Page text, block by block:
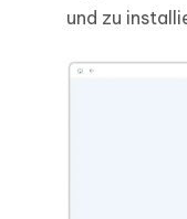
und zu